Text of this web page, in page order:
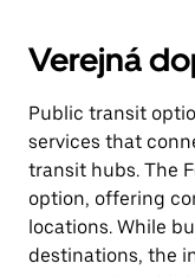
Verejná
Public transit
services that
transit hubs. The
option, offering
locations. While
destinations, the